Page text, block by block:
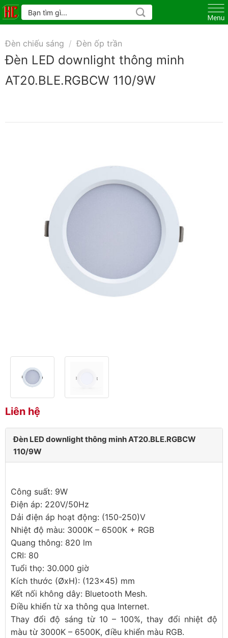
Skip
to
Tìm
kiếm:
Đèn chiếu sáng / Đèn ốp trần
Đèn LED downlight thông minh
AT20.BLE.RGBCW 110/9W
Liên hệ
Đèn LED downlight thông minh AT20.BLE.RGBCW
110/9W
Công suất: 9W
Điện áp: 220V/50Hz
Dải điện áp hoạt động: (150-250)V
Nhiệt độ màu: 3000K – 6500K + RGB
Quang thông: 820 lm
CRI: 80
Tuổi thọ: 30.000 giờ
Kích thước (ØxH): (123×45) mm
Kết nối không dây: Bluetooth Mesh.
Điều khiển từ xa thông qua Internet.
Thay đổi độ sáng từ 10 – 100%, thay đổi nhiệt độ
màu từ 3000K – 6500K, điều khiển màu RGB.